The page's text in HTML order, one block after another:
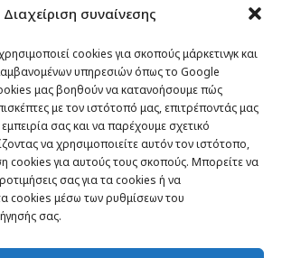
Διαχείριση συναίνεσης
cookies για σκοπούς μάρκετινγκ και
υπηρεσιών όπως το Google
μας βοηθούν να κατανοήσουμε πώς
με τον ιστότοπό μας, επιτρέποντάς μας
σας και να παρέχουμε σχετικό
να χρησιμοποιείτε αυτόν τον ιστότοπο,
cookies για αυτούς τους σκοπούς. Μπορείτε να
σας για τα cookies ή να
cookies μέσω των ρυθμίσεων του
σας.
κόσμο
ταξίδι σου